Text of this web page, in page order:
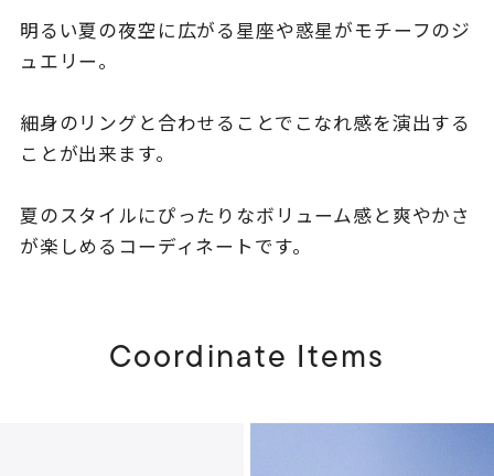
レディース
リングサイズ
価格 ¥0
明るい夏の夜空に広がる星座や惑星がモチーフのジ
ュエリー。
細身のリングと合わせることでこなれ感を演出する
ことが出来ます。
夏のスタイルにぴったりなボリューム感と爽やかさ
が楽しめるコーディネートです。
Coordinate Items